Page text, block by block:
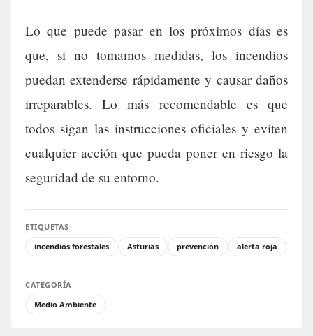
Lo que puede pasar en los próximos días es
que, si no tomamos medidas, los incendios
puedan extenderse rápidamente y causar daños
irreparables. Lo más recomendable es que
todos sigan las instrucciones oficiales y eviten
cualquier acción que pueda poner en riesgo la
seguridad de su entorno.
ETIQUETAS
incendios forestales
Asturias prevención alerta roja
CATEGORÍA
Medio Ambiente